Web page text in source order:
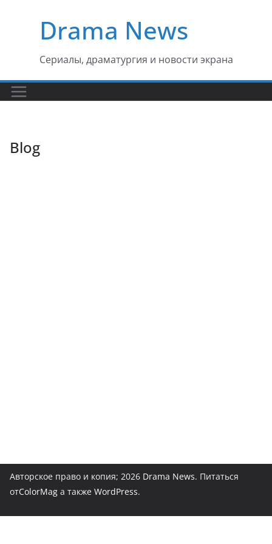
содержимомуDrama News
Сериалы, драматургия и новости экрана
Blog
Авторское право и копия; 2026 Drama News. Питаться
отColorMag а также WordPress.